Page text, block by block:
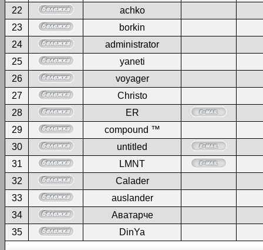
22
achko
23
borkin
24
administrator
25
yaneti
26
voyager
27
Christo
28
ER
29
compound ™
30
untitled
31
LMNT
32
Calader
33
auslander
34
Аватарче
35
DinYa